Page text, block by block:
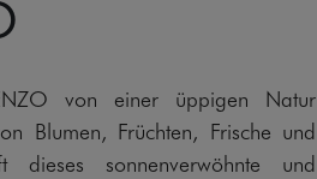
von einer üppigen Natur
Blumen, Früchten, Frische und
sonnenverwöhnte und